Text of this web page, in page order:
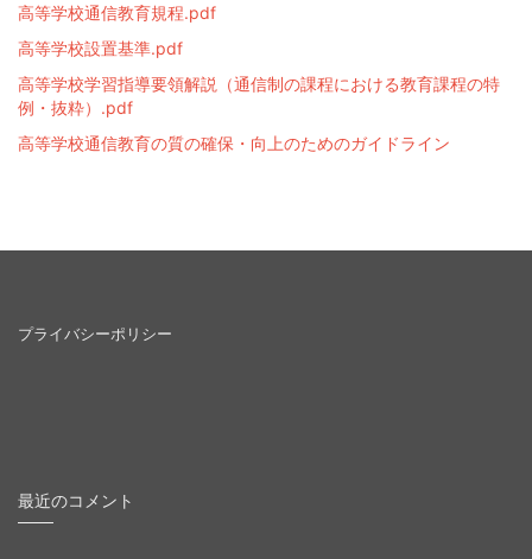
高等学校通信教育規程.pdf
高等学校設置基準.pdf
高等学校学習指導要領解説（通信制の課程における教育課程の特
例・抜粋）.pdf
高等学校通信教育の質の確保・向上のためのガイドライン
プライバシーポリシー
最近のコメント